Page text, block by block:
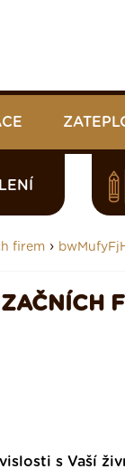
firem ›
s Vaší